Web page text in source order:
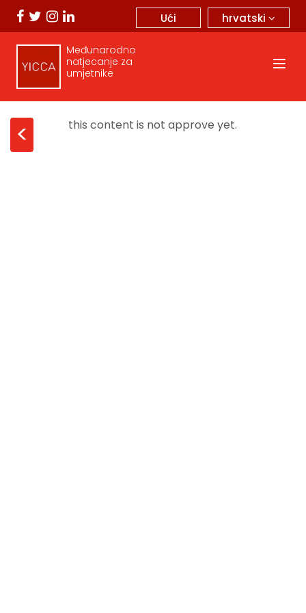
hrvatski
Ući
Međunarodno
natjecanje za
umjetnike
< this content is not approve yet.